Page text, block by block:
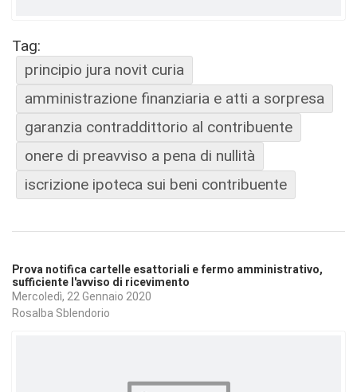
Tag:
principio jura novit curia
amministrazione finanziaria e atti a sorpresa
garanzia contraddittorio al contribuente
onere di preavviso a pena di nullità
iscrizione ipoteca sui beni contribuente
Prova notifica cartelle esattoriali e fermo amministrativo,
sufficiente l'avviso di ricevimento
Mercoledì, 22 Gennaio 2020
Rosalba Sblendorio